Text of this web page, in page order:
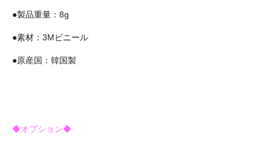
●製品重量：8g
●素材：3Mビニール
●原産国：韓国製
◆オプション◆